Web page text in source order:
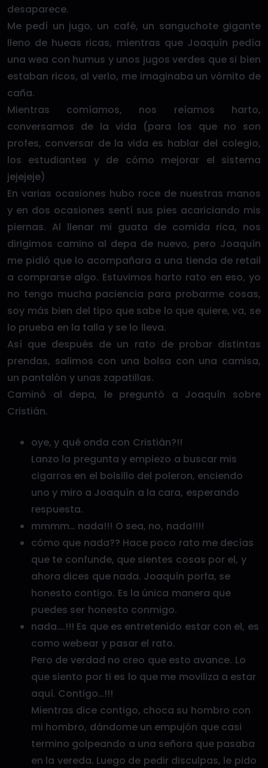
desaparece.
Me pedí un jugo, un café, un sanguchote gigante
lleno de hueas ricas, mientras que Joaquín pedía
una wea con humus y unos jugos verdes que si bien
estaban ricos, al verlo, me imaginaba un vómito de
caña.
Mientras comíamos, nos reíamos harto,
conversamos de la vida (para los que no son
profes, conversar de la vida es hablar del colegio,
los estudiantes y de cómo mejorar el sistema
jejejeje)
En varias ocasiones hubo roce de nuestras manos
y en dos ocasiones sentí sus pies acariciando mis
piernas. Al llenar mi guata de comida rica, nos
dirigimos camino al depa de nuevo, pero Joaquín
me pidió que lo acompañara a una tienda de retail
a comprarse algo. Estuvimos harto rato en eso, yo
no tengo mucha paciencia para probarme cosas,
soy más bien del tipo que sabe lo que quiere, va, se
lo prueba en la talla y se lo lleva.
Así que después de un rato de probar distintas
prendas, salimos con una bolsa con una camisa,
un pantalón y unas zapatillas.
Caminó al depa, le preguntó a Joaquín sobre
Cristián.
oye, y qué onda con Cristián?!!
Lanzo la pregunta y empiezo a buscar mis
cigarros en el bolsillo del poleron, enciendo
uno y miro a Joaquín a la cara, esperando
respuesta.
mmmm… nada!!! O sea, no, nada!!!!
cómo que nada?? Hace poco rato me decías
que te confunde, que sientes cosas por el, y
ahora dices que nada. Joaquín porfa, se
honesto contigo. Es la única manera que
puedes ser honesto conmigo.
nada….!!! Es que es entretenido estar con el, es
como webear y pasar el rato.
Pero de verdad no creo que esto avance. Lo
que siento por ti es lo que me moviliza a estar
aquí. Contigo…!!!
Mientras dice contigo, choca su hombro con
mi hombro, dándome un empujón que casi
termino golpeando a una señora que pasaba
en la vereda. Luego de pedir disculpas, le pido